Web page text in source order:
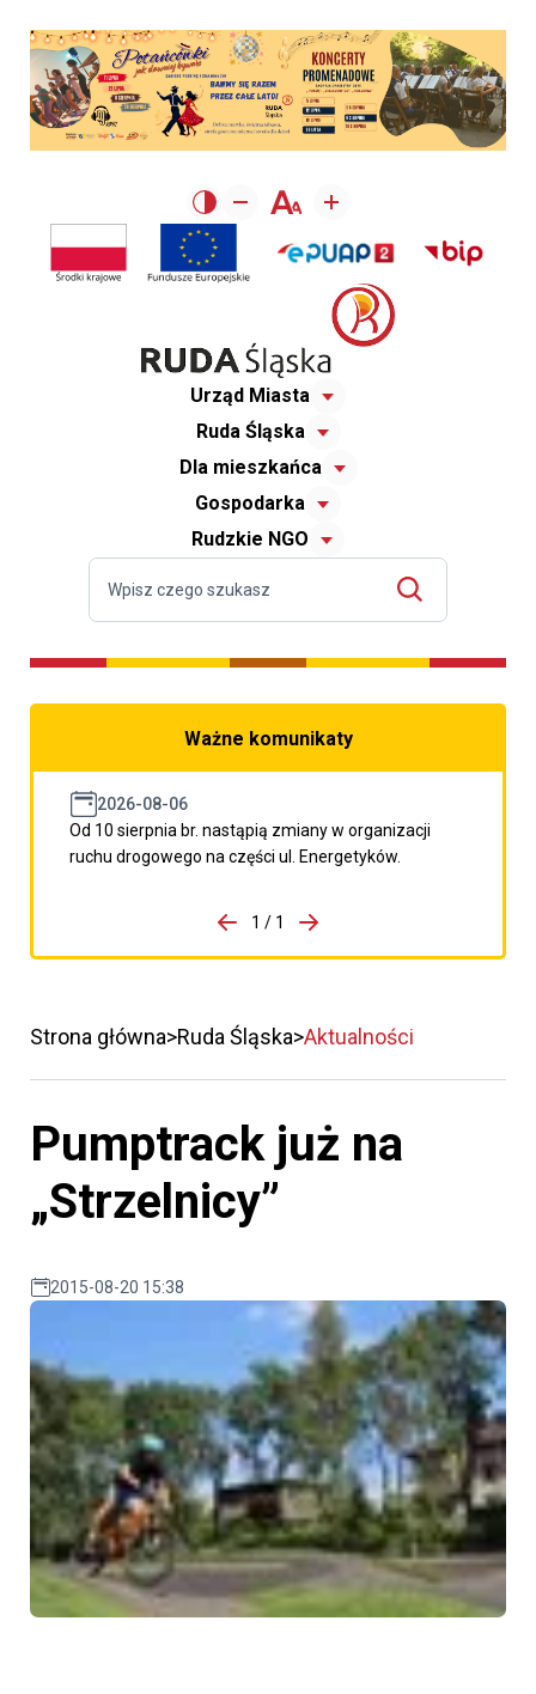
Urząd Miasta
Ruda Śląska
Dla mieszkańca
Gospodarka
Rudzkie NGO
Ważne komunikaty
2026-08-06
Od 10 sierpnia br. nastąpią zmiany w organizacji
ruchu drogowego na części ul. Energetyków.
porzpedniego komunikatu
1 / 1
Przejdź do następnego
Strona główna Ruda Śląska Aktualności
Pumptrack już na
„Strzelnicy”
2015-08-20 15:38